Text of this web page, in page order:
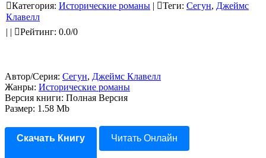
Категория: Исторические романы | Теги: Сегун, Джеймс
Клавелл
| | Рейтинг: 0.0/0
Автор/Серия: Сегун, Джеймс Клавелл
Жанры: Исторические романы
Версия книги: Полная Версия
Размер: 1.58 Mb
Скачать Книгу Читать Онлайн